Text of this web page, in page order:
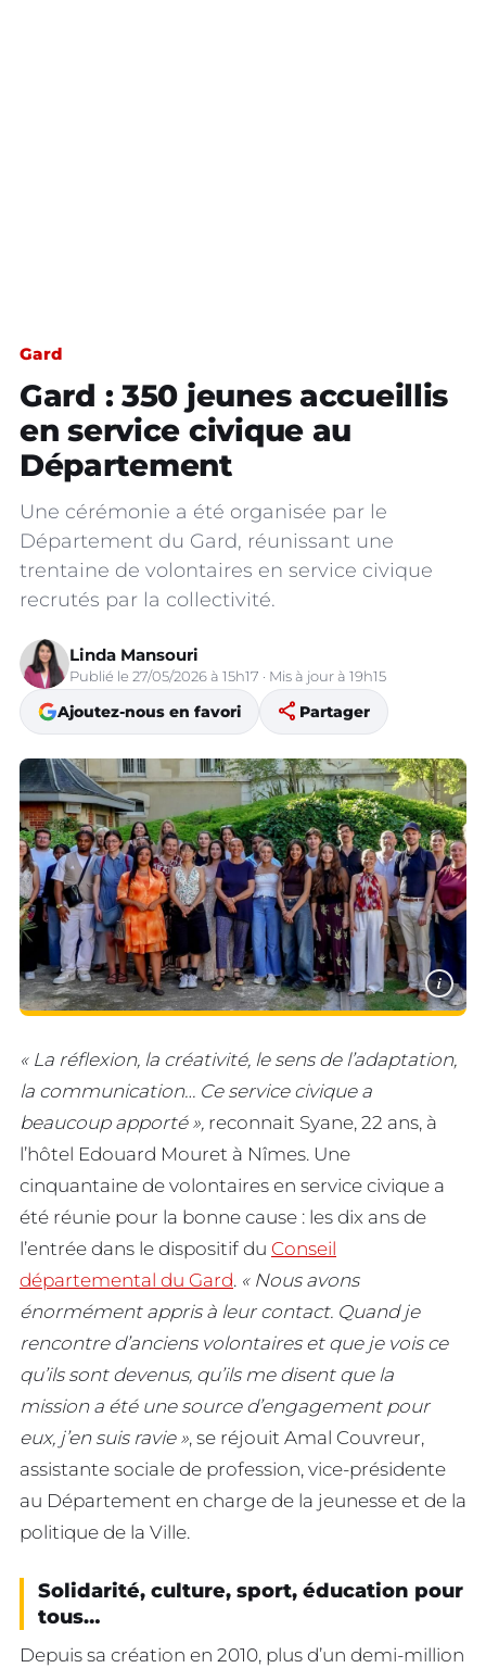
Gard
Gard : 350 jeunes accueillis
en service civique au
Département
Une cérémonie a été organisée par le
Département du Gard, réunissant une
trentaine de volontaires en service civique
recrutés par la collectivité.
Linda Mansouri
Publié le 27/05/2026 à 15h17 · Mis à jour à 19h15
Ajoutez-nous en favori share Partager
i
« La réflexion, la créativité, le sens de l’adaptation,
la communication… Ce service civique a
beaucoup apporté », reconnait Syane, 22 ans, à
l’hôtel Edouard Mouret à Nîmes. Une
cinquantaine de volontaires en service civique a
été réunie pour la bonne cause : les dix ans de
l’entrée dans le dispositif du Conseil
départemental du Gard. « Nous avons
énormément appris à leur contact. Quand je
rencontre d’anciens volontaires et que je vois ce
qu’ils sont devenus, qu’ils me disent que la
mission a été une source d’engagement pour
eux, j’en suis ravie », se réjouit Amal Couvreur,
assistante sociale de profession, vice-présidente
au Département en charge de la jeunesse et de la
politique de la Ville.
Solidarité, culture, sport, éducation pour
tous…
Depuis sa création en 2010, plus d’un demi-million